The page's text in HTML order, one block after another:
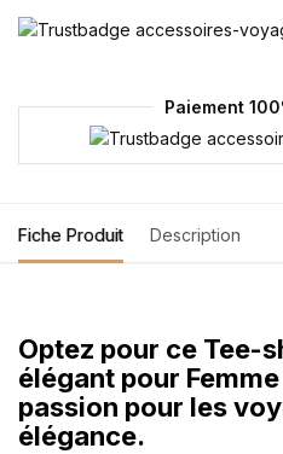
Paiement
Fiche Produit Description
Optez pour ce Tee-
élégant pour
passion pour les
élégance.